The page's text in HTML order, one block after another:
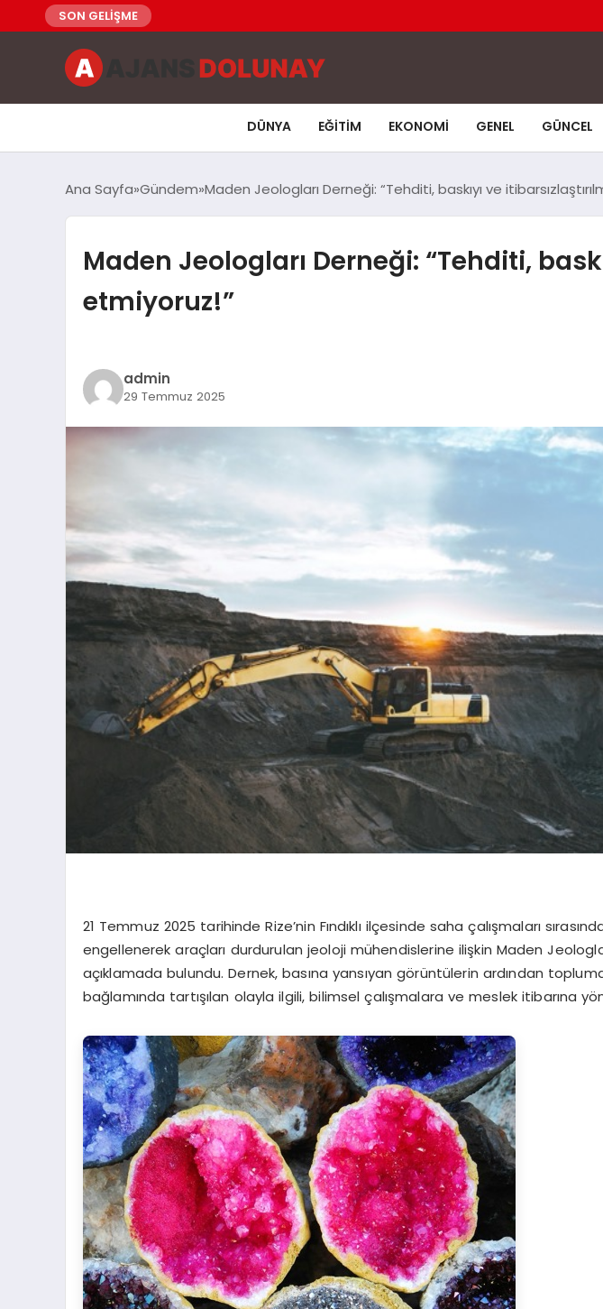
SON GELİŞME
DÜNYA EĞITIM EKONOMI GENEL GÜNCEL
Ana Sayfa Gündem Maden Jeologları Derneği: “Tehditi, baskıyı ve
Maden Jeologları Derneği: “Tehditi,
etmiyoruz!”
admin
29 Temmuz 2025
21 Temmuz 2025 tarihinde Rize’nin Fındıklı ilçesinde saha çalışmaları
engellenerek araçları durdurulan jeoloji mühendislerine ilişkin Maden
açıklamada bulundu. Dernek, basına yansıyan görüntülerin ardından
bağlamında tartışılan olayla ilgili, bilimsel çalışmalara ve meslek itibarına